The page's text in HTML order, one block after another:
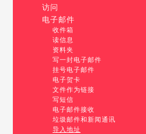
访问
电子邮件
收件箱
读信息
资料夹
写一封电子邮件
挂号电子邮件
电子贺卡
文件作为链接
写短信
电子邮件接收
垃圾邮件和新闻通讯
导入地址